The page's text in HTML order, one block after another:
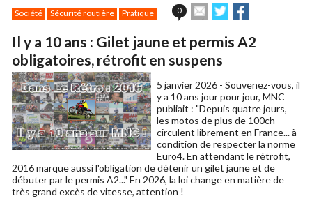
Société Sécurité routière Pratique 0
Envoyer
cet
à
un
ami
Partager
sur sur
Il y a 10 ans : Gilet jaune et permis A2
obligatoires, rétrofit en suspens
5 janvier 2026 - Souvenez-vous, il
y a 10 ans jour pour jour, MNC
publiait : "Depuis quatre jours,
les motos de plus de 100ch
circulent librement en France... à
condition de respecter la norme
Euro4. En attendant le rétrofit,
2016 marque aussi l'obligation de détenir un gilet jaune et de
débuter par le permis A2..." En 2026, la loi change en matière de
très grand excès de vitesse, attention !